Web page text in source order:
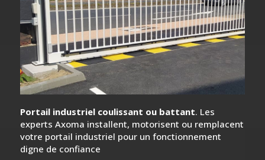
Portail industriel coulissant ou battant. Les
experts Axoma installent, motorisent ou remplacent
votre portail industriel pour un fonctionnement
digne de confiance